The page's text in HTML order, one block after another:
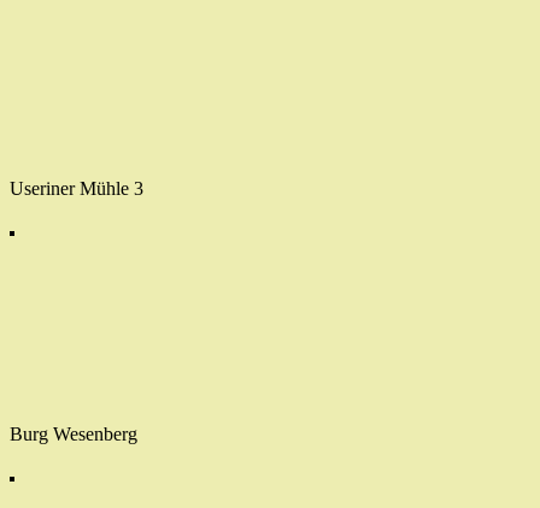
Useriner Mühle 3
Burg Wesenberg